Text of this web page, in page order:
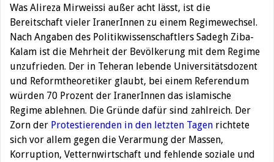
Was Alireza Mirweissi außer acht lässt, ist die
Bereitschaft vieler IranerInnen zu einem Regimewechsel.
Nach Angaben des Politikwissenschaftlers Sadegh Ziba-
Kalam ist die Mehrheit der Bevölkerung mit dem Regime
unzufrieden. Der in Teheran lebende Universitätsdozent
und Reformtheoretiker glaubt, bei einem Referendum
würden 70 Prozent der IranerInnen das islamische
Regime ablehnen. Die Gründe dafür sind zahlreich. Der
Zorn der Protestierenden in den letzten Tagen richtete
sich vor allem gegen die Verarmung der Massen,
Korruption, Vetternwirtschaft und fehlende soziale und